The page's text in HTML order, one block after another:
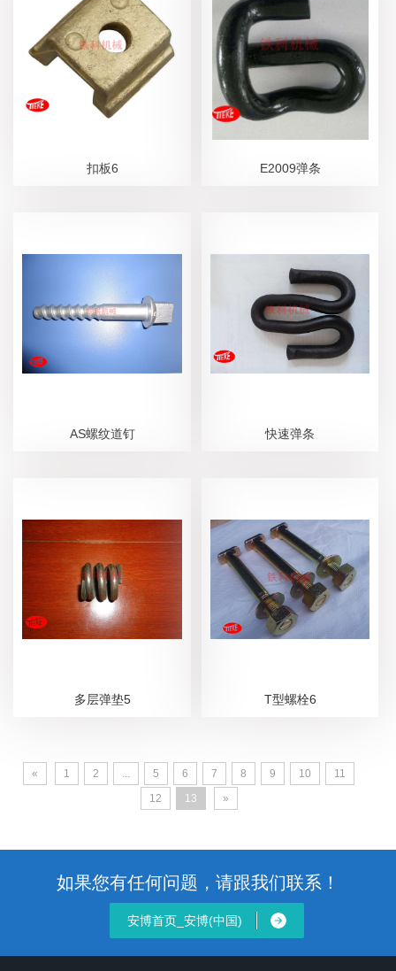
扣板6 E2009弹条
AS螺纹道钉 快速弹条
多层弹垫5 T型螺栓6
« 1 2 5 6 7 8 9 10
11
12
13 »
如果您有任何问题，请跟我们联系！
安博首页_安博(中国)